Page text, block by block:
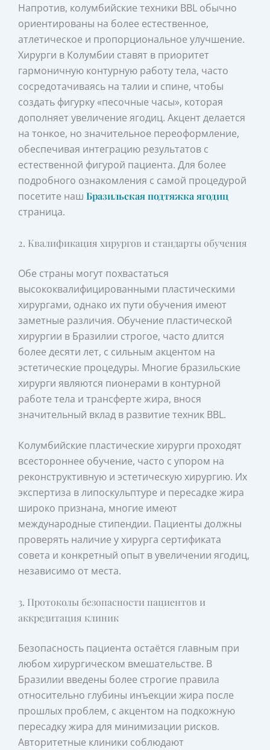
Напротив, колумбийские техники BBL обычно
ориентированы на более естественное,
атлетическое и пропорциональное улучшение.
Хирурги в Колумбии ставят в приоритет
гармоничную контурную работу тела, часто
сосредотачиваясь на талии и спине, чтобы
создать фигурку «песочные часы», которая
дополняет увеличение ягодиц. Акцент делается
на тонкое, но значительное переоформление,
обеспечивая интеграцию результатов с
естественной фигурой пациента. Для более
подробного ознакомления с самой процедурой
посетите нашБразильская подтяжка ягодиц
страница.
2. Квалификация хирургов и стандарты обучения
Обе страны могут похвастаться
высококвалифицированными пластическими
хирургами, однако их пути обучения имеют
заметные различия. Обучение пластической
хирургии в Бразилии строгое, часто длится
более десяти лет, с сильным акцентом на
эстетические процедуры. Многие бразильские
хирурги являются пионерами в контурной
работе тела и трансфертe жира, внося
значительный вклад в развитие техник BBL.
Колумбийские пластические хирурги проходят
всестороннее обучение, часто с упором на
реконструктивную и эстетическую хирургию. Их
экспертиза в липоскульптуре и пересадке жира
широко признана, многие имеют
международные стипендии. Пациенты должны
проверять наличие у хирурга сертификата
совета и конкретный опыт в увеличении ягодиц,
независимо от места.
3. Протоколы безопасности пациентов и
аккредитация клиник
Безопасность пациента остаётся главным при
любом хирургическом вмешательстве. В
Бразилии введены более строгие правила
относительно глубины инъекции жира после
прошлых проблем, с акцентом на подкожную
пересадку жира для минимизации рисков.
Авторитетные клиники соблюдают